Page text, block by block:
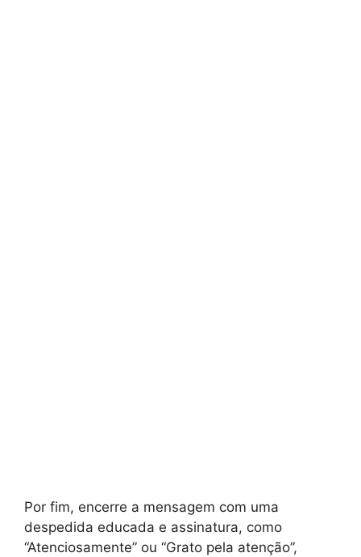
Por fim, encerre a mensagem com uma
despedida educada e assinatura, como
“Atenciosamente” ou “Grato pela atenção”,